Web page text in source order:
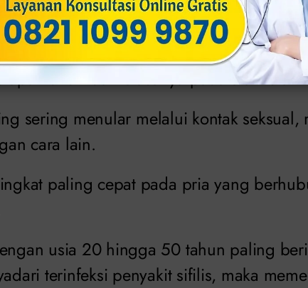
Pallidum dapat menyebabkan infeksi
lendir dan biasanya pada alat
sering menular melalui kontak seksual,
cara lain.
paling cepat pada pria yang
usia 20 hingga 50 tahun paling
terinfeksi penyakit sifilis, maka